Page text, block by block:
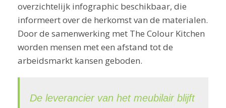
overzichtelijk infographic beschikbaar, die
informeert over de herkomst van de materialen.
Door de samenwerking met The Colour Kitchen
worden mensen met een afstand tot de
arbeidsmarkt kansen geboden.
De leverancier van het meubilair blijft